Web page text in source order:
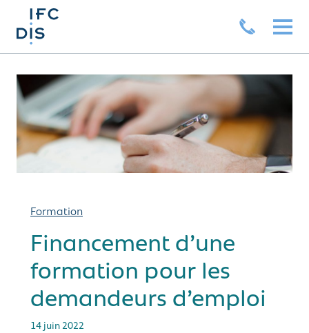
Formation
Financement d’une
formation pour les
demandeurs d’emploi
14 juin 2022